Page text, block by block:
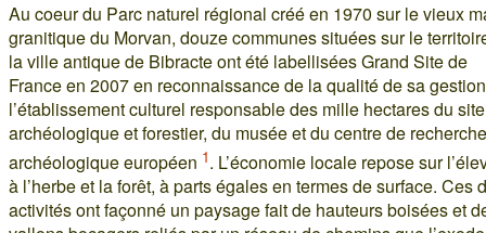
Au coeur du Parc naturel régional créé en 1970 sur le vieux
granitique du Morvan, douze communes situées sur le
la ville antique de Bibracte ont été labellisées Grand Site de
France en 2007 en reconnaissance de la qualité de sa
l’établissement culturel responsable des mille hectares du site
archéologique et forestier, du musée et du centre de recherche
archéologique européen 1. L’économie locale repose sur
à l’herbe et la forêt, à parts égales en termes de surface. Ces
activités ont façonné un paysage fait de hauteurs boisées et